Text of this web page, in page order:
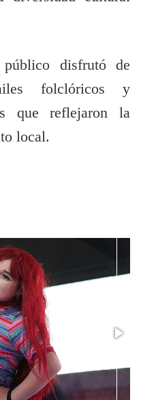
disfrutó de
folclóricos y
que reflejaron la
local.